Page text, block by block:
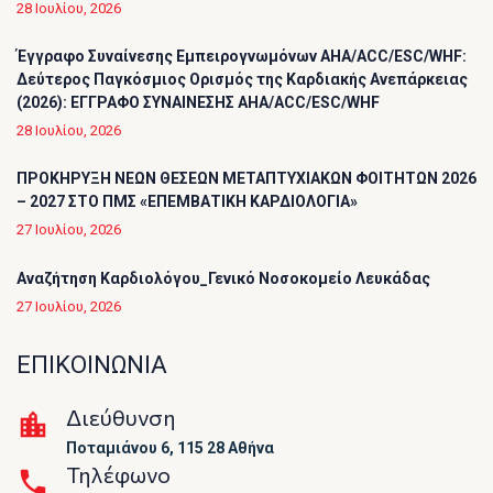
28 Ιουλίου, 2026
Έγγραφο Συναίνεσης Εμπειρογνωμόνων AHA/ACC/ESC/WHF:
Δεύτερος Παγκόσμιος Ορισμός της Καρδιακής Ανεπάρκειας
(2026): ΕΓΓΡΑΦΟ ΣΥΝΑΙΝΕΣΗΣ AHA/ACC/ESC/WHF
28 Ιουλίου, 2026
ΠΡΟΚΗΡΥΞΗ ΝΕΩΝ ΘΕΣΕΩΝ ΜΕΤΑΠΤΥΧΙΑΚΩΝ ΦΟΙΤΗΤΩΝ 2026
– 2027 ΣΤΟ ΠΜΣ «ΕΠΕΜΒΑΤΙΚΗ ΚΑΡΔΙΟΛΟΓΙΑ»
27 Ιουλίου, 2026
Αναζήτηση Καρδιολόγου_Γενικό Νοσοκομείο Λευκάδας
27 Ιουλίου, 2026
ΕΠΙΚΟΙΝΩΝΙΑ
Διεύθυνση
Ποταμιάνου 6, 115 28 Αθήνα
Τηλέφωνο